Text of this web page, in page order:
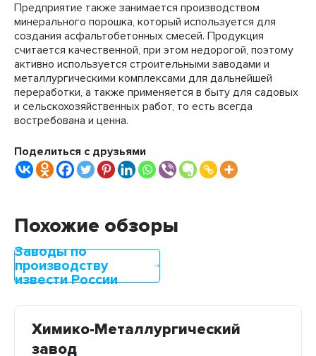
Предприятие также занимается производством
минерального порошка, который используется для
создания асфальтобетонных смесей. Продукция
считается качественной, при этом недорогой, поэтому
активно используется строительными заводами и
металлургическими комплексами для дальнейшей
переработки, а также применяется в быту для садовых
и сельскохозяйственных работ, то есть всегда
востребована и ценна.
Поделиться с друзьями
Похожие обзоры
Заводы по
производству
извести России
Химико-Металлургический
завод